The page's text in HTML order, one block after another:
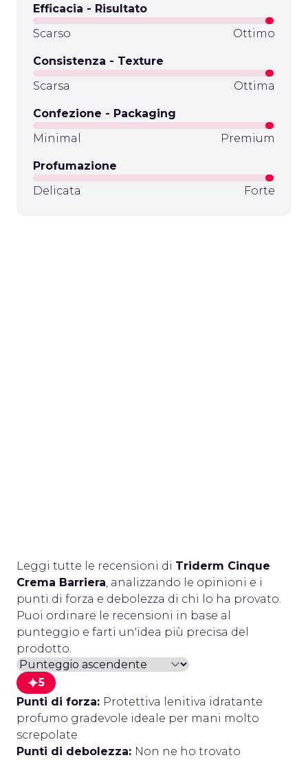
Efficacia - Risultato
Scarso
Ottimo
Consistenza - Texture
Scarsa
Ottima
Confezione - Packaging
Minimal
Premium
Profumazione
Delicata
Forte
Leggi tutte le recensioni di Triderm Cinque
Crema Barriera, analizzando le opinioni e i
punti di forza e debolezza di chi lo ha provato.
Puoi ordinare le recensioni in base al
punteggio e farti un'idea più precisa del
prodotto.
5
Punti di forza: Protettiva lenitiva idratante
profumo gradevole ideale per mani molto
screpolate
Punti di debolezza: Non ne ho trovato